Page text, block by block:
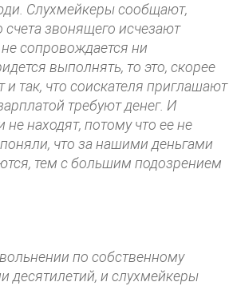
Слухмейкеры сообщают,
звонящего исчезают
сопровождается ни
выполнять, то это, скорее
и так, что соискателя приглашают
требуют денег. И
находят, потому что ее не
что за нашими деньгами
тем с большим подозрением
по собственному
десятилетий, и слухмейкеры